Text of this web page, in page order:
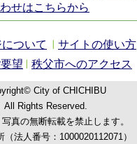
せはこちらから
ついて サイトの使い方
望
秩父市へのアクセス
City of CHICHIBU
All Rights Reserved.
真の無断転載を禁止します。
（法人番号：1000020112071）